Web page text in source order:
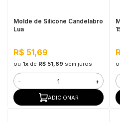
Molde de Silicone Candelabro
Lua
R$ 51,69
ou 1xde R$ 51,69 sem juros
- +
ADICIONAR